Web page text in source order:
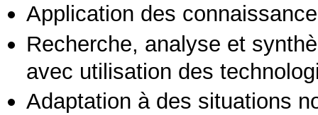
Application des
Recherche, analyse et
avec utilisation des
Adaptation à des situations